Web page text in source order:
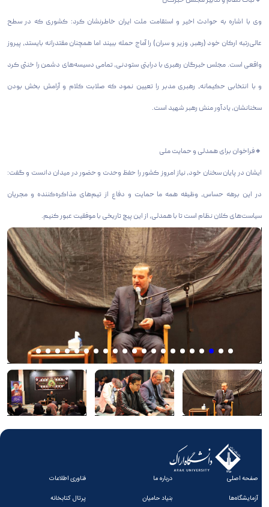
وی با اشاره به حوادث اخیر و استقامت ملت ایران خاطرنشان کرد: کشوری که در سطح
عالی‌رتبه ارکان خود (رهبر، وزیر و سران) را آماج حمله ببیند اما همچنان مقتدرانه بایستد، پیروز
واقعی است. مجلس خبرگان رهبری با درایتی ستودنی، تمامی دسیسه‌های دشمن را خنثی کرد
و با انتخابی حکیمانه، رهبری مدبر را تعیین نمود که صلابت کلام و آرامش بخش بودن
سخنانشان، یادآور منش رهبر شهید است.
🔸فراخوان برای همدلی و حمایت ملی
ایشان در پایان سخنان خود، نیاز امروز کشور را حفظ وحدت و حضور در میدان دانست و گفت:
در این برهه حساس، وظیفه همه ما حمایت و دفاع از تیم‌های مذاکره‌کننده و مجریان
سیاست‌های کلان نظام است تا با همدلی، از این پیچ تاریخی با موفقیت عبور کنیم.
صفحه اصلی درباره ما
فناوری اطلاعات
آزمایشگاه‌ها
بنیاد حامیان
پرتال کتابخانه